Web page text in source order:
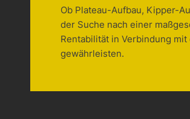
Ob Plateau-Aufbau, Kipper-
der Suche nach einer
Rentabilität in Verbindung
gewährleisten.